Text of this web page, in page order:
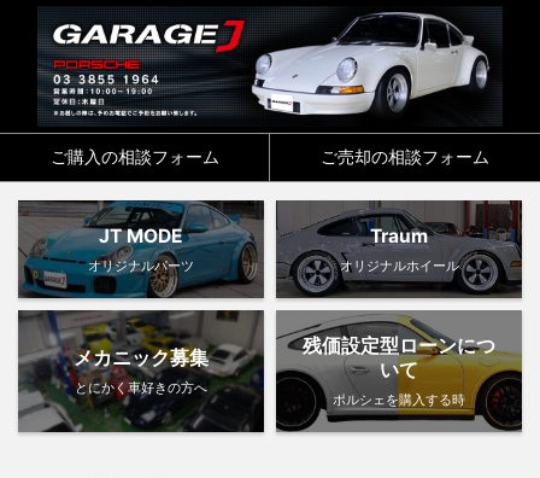
ご購入の相談フォーム ご売却の相談フォーム
JT MODE
オリジナルパーツ
Traum
オリジナルホイール
メカニック募集
とにかく車好きの方へ
残価設定型ローンにつ
いて
ポルシェを購入する時